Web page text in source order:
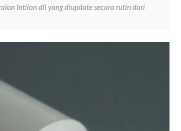
Intilon dll yang diupdate secara rutin dari